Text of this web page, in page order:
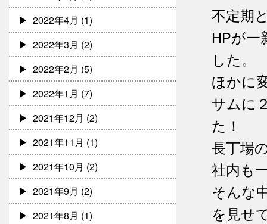
不定期
HPが
した。
ほかに
サムに
た！
長丁場
社内も
そんな
を見せ
2022年4月 (1)
2022年3月 (2)
2022年2月 (5)
2022年1月 (7)
2021年12月 (2)
2021年11月 (1)
2021年10月 (2)
2021年9月 (2)
2021年8月 (1)